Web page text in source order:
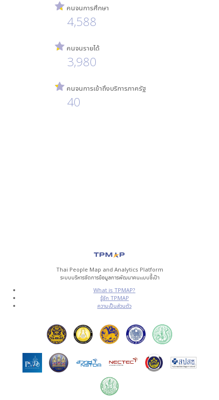
คนจนการศึกษา
4,588
คนจนรายได้
3,980
คนจนการเข้าถึงบริการภาครัฐ
40
Thai People Map and Analytics Platform
ระบบบริหารจัดการข้อมูลการพัฒนาคนแบบชี้เป้า
What is TPMAP?
รู้จัก TPMAP
ความเป็นส่วนตัว